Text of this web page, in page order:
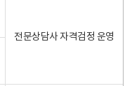
전문상담사 자격검정 운영